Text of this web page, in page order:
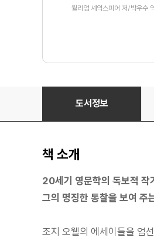
윌리엄 셰익스피어 저/박우수
조지 오웰 산문선
도서정보
책 소개
20세기 영문학의 독보적 작
그의 명징한 통찰을 보여 주
조지 오웰의 에세이들을 엄